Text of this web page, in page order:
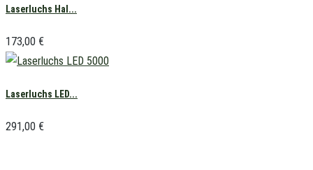
Laserluchs Hal...
173,00 €
Laserluchs LED...
291,00 €